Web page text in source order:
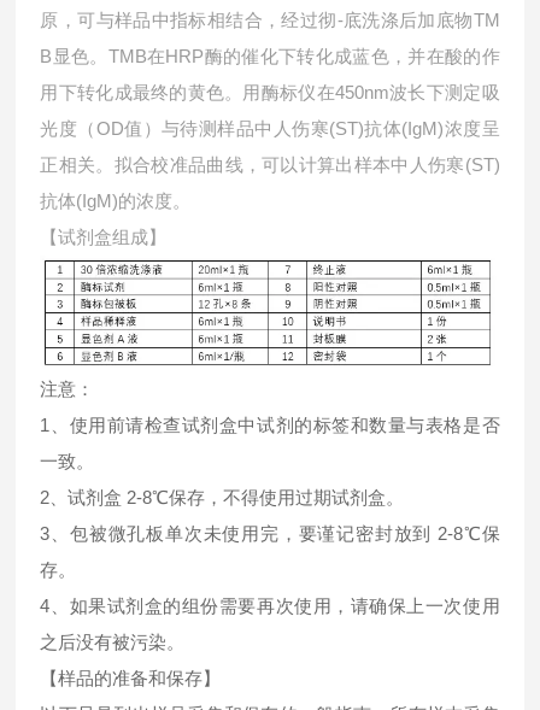
原，可与样品中指标相结合，经过彻-底洗涤后加底物TM
B显色。TMB在HRP酶的催化下转化成蓝色，并在酸的作
用下转化成最终的黄色。用酶标仪在450nm波长下测定吸
光度（OD值）与待测样品中 人伤寒(ST)抗体(IgM)浓度呈
正相关。拟合校准品曲线，可以计算出样本中 人伤寒(ST)
抗体(IgM)的浓度。
【试剂盒组成】
注意：
1、使用前请检查试剂盒中试剂的标签和数量与表格是否
一致。
2、试剂盒 2-8℃保存，不得使用过期试剂盒。
3、包被微孔板单次未使用完，要谨记密封放到 2-8℃保
存。
4、如果试剂盒的组份需要再次使用，请确保上一次使用
之后没有被污染。
【样品的准备和保存】